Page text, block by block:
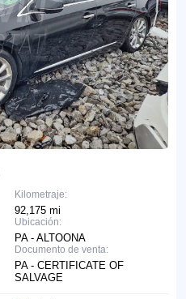
Kilometraje:
92,175 mi
Ubicación:
PA - ALTOONA
Documento de venta:
PA - CERTIFICATE OF
SALVAGE